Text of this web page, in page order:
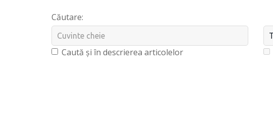
Căutare:
Caută și în descrierea articolelor